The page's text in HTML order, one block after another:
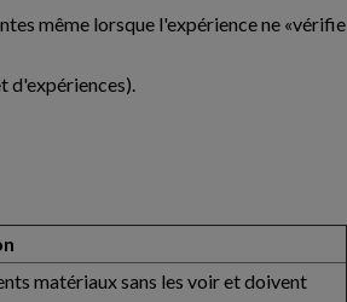
même lorsque l'expérience ne «vérifie
d'expériences).
matériaux sans les voir et doivent